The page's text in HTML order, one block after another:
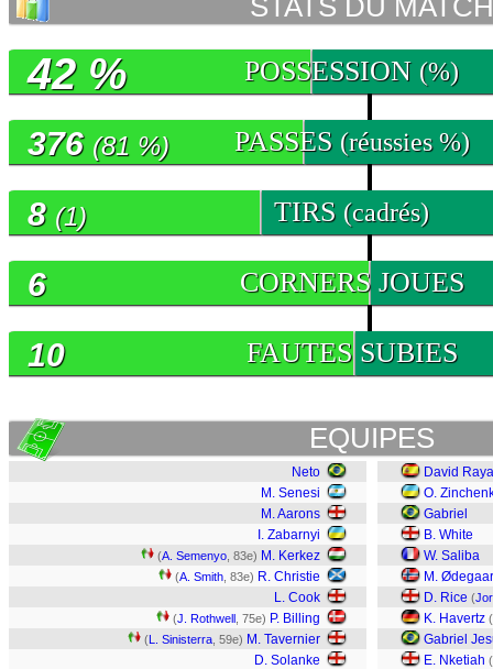
STATS DU MATCH
POSSESSION (%)
42 %
PASSES (réussies %)
376 (81 %)
TIRS (cadrés)
8 (1)
CORNERS JOUES
6
FAUTES SUBIES
10
EQUIPES
Neto
M. Senesi
M. Aarons
I. Zabarnyi
(A. Semenyo , 83e) M. Kerkez
(A. Smith , 83e) R. Christie
L. Cook
(J. Rothwell , 75e) P. Billing
(L. Sinisterra , 59e) M. Tavernier
D. Solanke
David Raya
O.
Gabriel
B. White
W. Saliba
M.
D. Rice (
K. Havertz (
Gabriel
E. Nketiah (